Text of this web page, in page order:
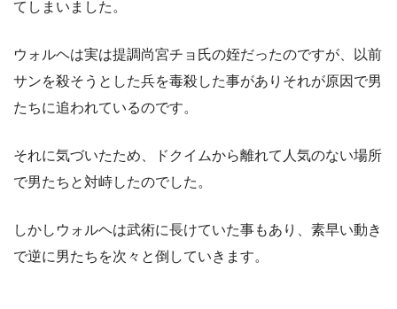
てしまいました。
ウォルヘは実は提調尚宮チョ氏の姪だったのですが、以前
サンを殺そうとした兵を毒殺した事がありそれが原因で男
たちに追われているのです。
それに気づいたため、ドクイムから離れて人気のない場所
で男たちと対峙したのでした。
しかしウォルヘは武術に長けていた事もあり、素早い動き
で逆に男たちを次々と倒していきます。